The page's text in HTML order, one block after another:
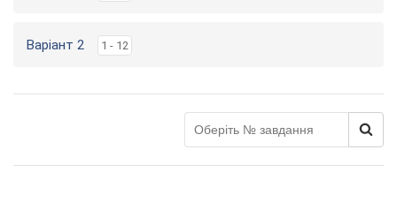
Варіант 2 1 - 12